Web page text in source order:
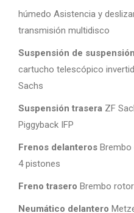
húmedo Asistencia y
transmisión multidisco
Suspensión de
cartucho telescópico
Sachs
Suspensión trasera ZF
Piggyback IFP
Frenos delanteros Brembo
4 pistones
Freno trasero Brembo
Neumático delantero